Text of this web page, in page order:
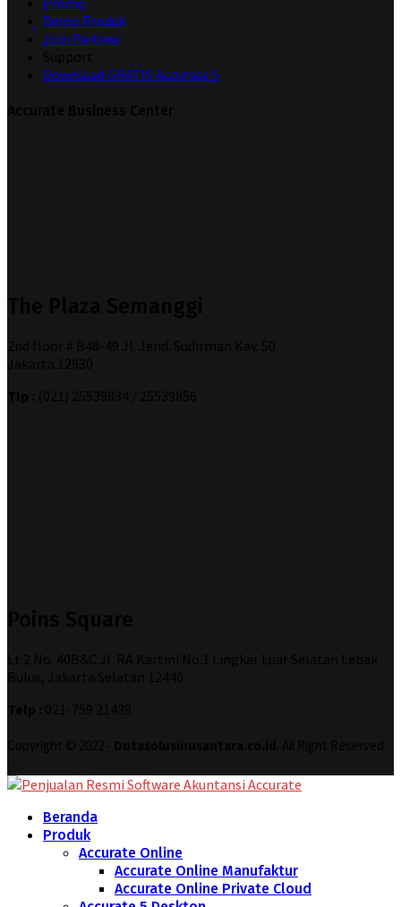
Demo Produk
Join Partner
Download GRATIS Accurate 5
Beranda
Produk
Accurate Online
Accurate Online Manufaktur
Accurate Online Private Cloud